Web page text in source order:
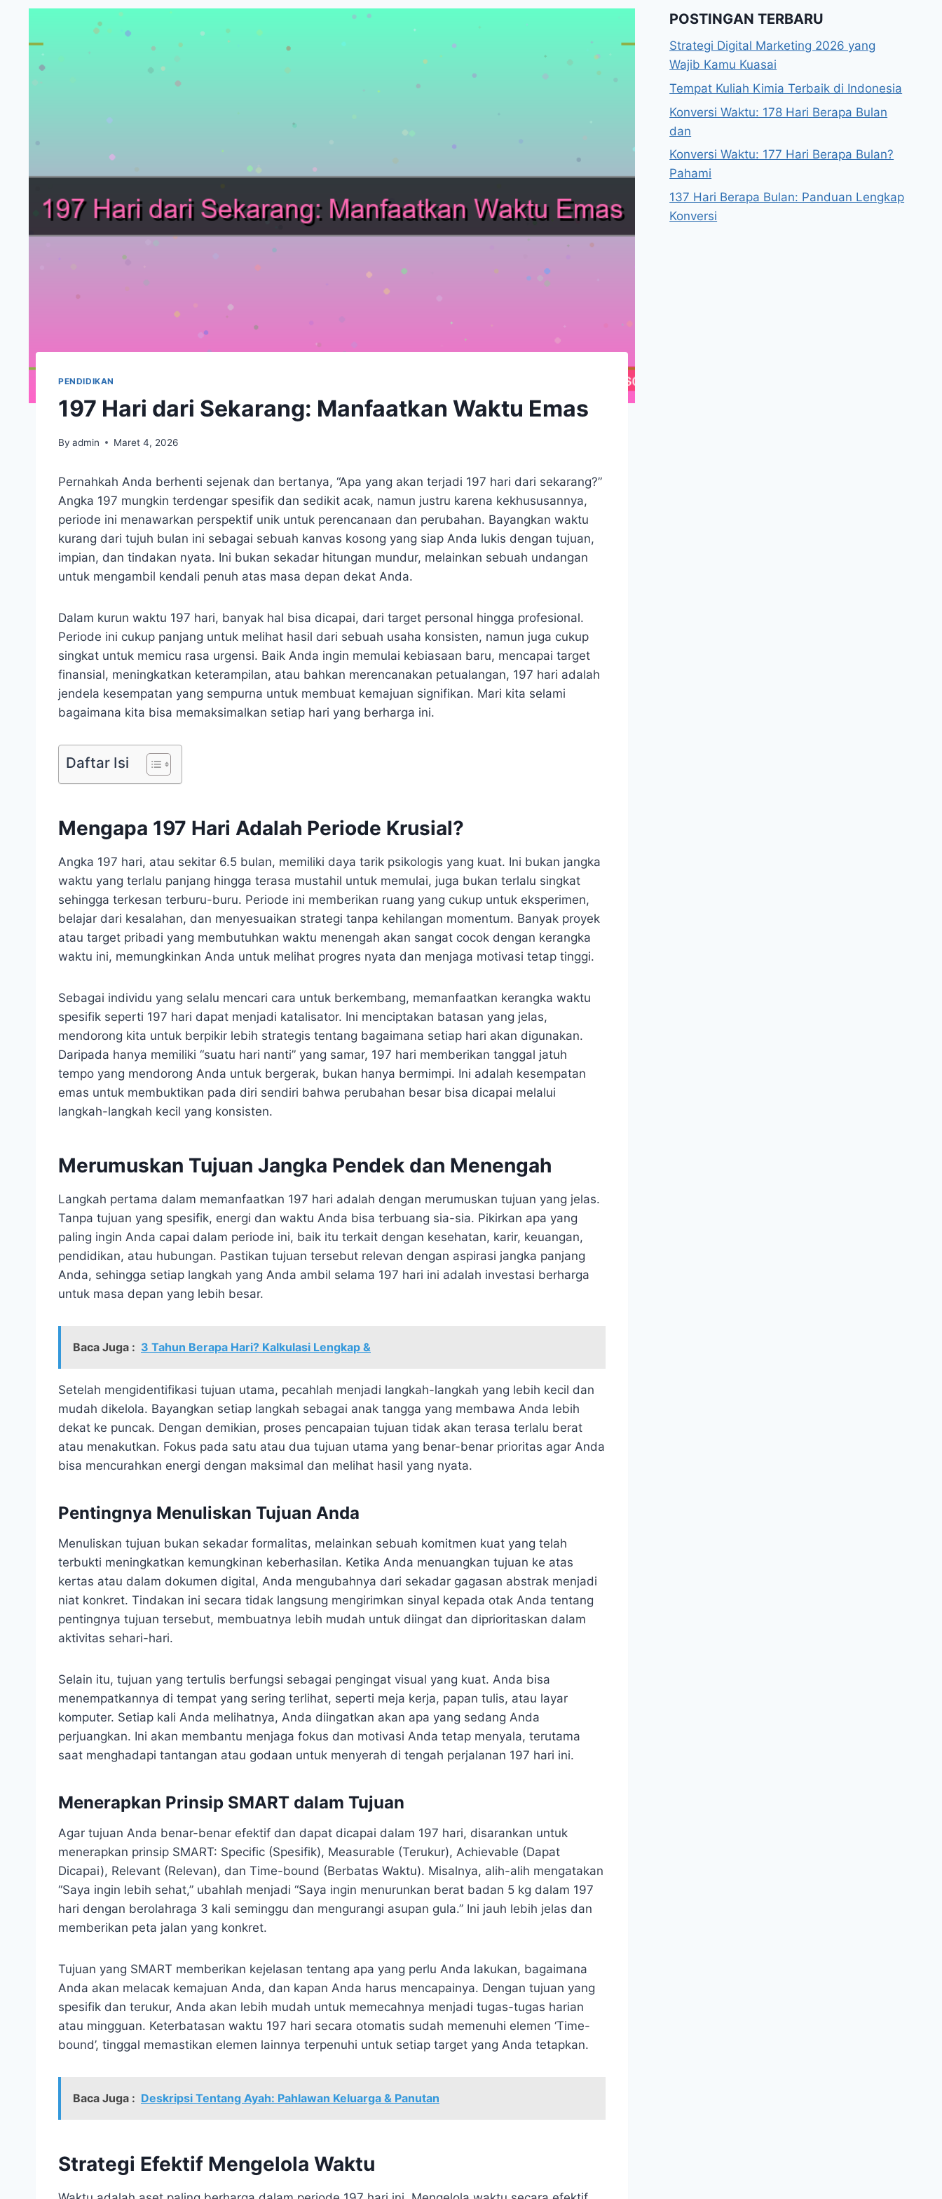
PENDIDIKAN
197 Hari dari Sekarang: Manfaatkan Waktu Emas
By admin Maret 4, 2026
Pernahkah Anda berhenti sejenak dan bertanya, “Apa yang akan terjadi 197 hari dari sekarang?”
Angka 197 mungkin terdengar spesifik dan sedikit acak, namun justru karena kekhususannya,
periode ini menawarkan perspektif unik untuk perencanaan dan perubahan. Bayangkan waktu
kurang dari tujuh bulan ini sebagai sebuah kanvas kosong yang siap Anda lukis dengan tujuan,
impian, dan tindakan nyata. Ini bukan sekadar hitungan mundur, melainkan sebuah undangan
untuk mengambil kendali penuh atas masa depan dekat Anda.
Dalam kurun waktu 197 hari, banyak hal bisa dicapai, dari target personal hingga profesional.
Periode ini cukup panjang untuk melihat hasil dari sebuah usaha konsisten, namun juga cukup
singkat untuk memicu rasa urgensi. Baik Anda ingin memulai kebiasaan baru, mencapai target
finansial, meningkatkan keterampilan, atau bahkan merencanakan petualangan, 197 hari adalah
jendela kesempatan yang sempurna untuk membuat kemajuan signifikan. Mari kita selami
bagaimana kita bisa memaksimalkan setiap hari yang berharga ini.
Daftar Isi
Mengapa 197 Hari Adalah Periode Krusial?
Angka 197 hari, atau sekitar 6.5 bulan, memiliki daya tarik psikologis yang kuat. Ini bukan jangka
waktu yang terlalu panjang hingga terasa mustahil untuk memulai, juga bukan terlalu singkat
sehingga terkesan terburu-buru. Periode ini memberikan ruang yang cukup untuk eksperimen,
belajar dari kesalahan, dan menyesuaikan strategi tanpa kehilangan momentum. Banyak proyek
atau target pribadi yang membutuhkan waktu menengah akan sangat cocok dengan kerangka
waktu ini, memungkinkan Anda untuk melihat progres nyata dan menjaga motivasi tetap tinggi.
Sebagai individu yang selalu mencari cara untuk berkembang, memanfaatkan kerangka waktu
spesifik seperti 197 hari dapat menjadi katalisator. Ini menciptakan batasan yang jelas,
mendorong kita untuk berpikir lebih strategis tentang bagaimana setiap hari akan digunakan.
Daripada hanya memiliki “suatu hari nanti” yang samar, 197 hari memberikan tanggal jatuh
tempo yang mendorong Anda untuk bergerak, bukan hanya bermimpi. Ini adalah kesempatan
emas untuk membuktikan pada diri sendiri bahwa perubahan besar bisa dicapai melalui
langkah-langkah kecil yang konsisten.
Merumuskan Tujuan Jangka Pendek dan Menengah
Langkah pertama dalam memanfaatkan 197 hari adalah dengan merumuskan tujuan yang jelas.
Tanpa tujuan yang spesifik, energi dan waktu Anda bisa terbuang sia-sia. Pikirkan apa yang
paling ingin Anda capai dalam periode ini, baik itu terkait dengan kesehatan, karir, keuangan,
pendidikan, atau hubungan. Pastikan tujuan tersebut relevan dengan aspirasi jangka panjang
Anda, sehingga setiap langkah yang Anda ambil selama 197 hari ini adalah investasi berharga
untuk masa depan yang lebih besar.
Baca Juga : 3 Tahun Berapa Hari? Kalkulasi Lengkap &
Setelah mengidentifikasi tujuan utama, pecahlah menjadi langkah-langkah yang lebih kecil dan
mudah dikelola. Bayangkan setiap langkah sebagai anak tangga yang membawa Anda lebih
dekat ke puncak. Dengan demikian, proses pencapaian tujuan tidak akan terasa terlalu berat
atau menakutkan. Fokus pada satu atau dua tujuan utama yang benar-benar prioritas agar Anda
bisa mencurahkan energi dengan maksimal dan melihat hasil yang nyata.
Pentingnya Menuliskan Tujuan Anda
Menuliskan tujuan bukan sekadar formalitas, melainkan sebuah komitmen kuat yang telah
terbukti meningkatkan kemungkinan keberhasilan. Ketika Anda menuangkan tujuan ke atas
kertas atau dalam dokumen digital, Anda mengubahnya dari sekadar gagasan abstrak menjadi
niat konkret. Tindakan ini secara tidak langsung mengirimkan sinyal kepada otak Anda tentang
pentingnya tujuan tersebut, membuatnya lebih mudah untuk diingat dan diprioritaskan dalam
aktivitas sehari-hari.
Selain itu, tujuan yang tertulis berfungsi sebagai pengingat visual yang kuat. Anda bisa
menempatkannya di tempat yang sering terlihat, seperti meja kerja, papan tulis, atau layar
komputer. Setiap kali Anda melihatnya, Anda diingatkan akan apa yang sedang Anda
perjuangkan. Ini akan membantu menjaga fokus dan motivasi Anda tetap menyala, terutama
saat menghadapi tantangan atau godaan untuk menyerah di tengah perjalanan 197 hari ini.
Menerapkan Prinsip SMART dalam Tujuan
Agar tujuan Anda benar-benar efektif dan dapat dicapai dalam 197 hari, disarankan untuk
menerapkan prinsip SMART: Specific (Spesifik), Measurable (Terukur), Achievable (Dapat
Dicapai), Relevant (Relevan), dan Time-bound (Berbatas Waktu). Misalnya, alih-alih mengatakan
“Saya ingin lebih sehat,” ubahlah menjadi “Saya ingin menurunkan berat badan 5 kg dalam 197
hari dengan berolahraga 3 kali seminggu dan mengurangi asupan gula.” Ini jauh lebih jelas dan
memberikan peta jalan yang konkret.
Tujuan yang SMART memberikan kejelasan tentang apa yang perlu Anda lakukan, bagaimana
Anda akan melacak kemajuan Anda, dan kapan Anda harus mencapainya. Dengan tujuan yang
spesifik dan terukur, Anda akan lebih mudah untuk memecahnya menjadi tugas-tugas harian
atau mingguan. Keterbatasan waktu 197 hari secara otomatis sudah memenuhi elemen ‘Time-
bound’, tinggal memastikan elemen lainnya terpenuhi untuk setiap target yang Anda tetapkan.
Baca Juga : Deskripsi Tentang Ayah: Pahlawan Keluarga & Panutan
Strategi Efektif Mengelola Waktu
POSTINGAN TERBARU
Strategi Digital Marketing 2026 yang
Wajib Kamu Kuasai
Tempat Kuliah Kimia Terbaik di Indonesia
Konversi Waktu: 178 Hari Berapa Bulan
dan
Konversi Waktu: 177 Hari Berapa Bulan?
Pahami
137 Hari Berapa Bulan: Panduan Lengkap
Konversi